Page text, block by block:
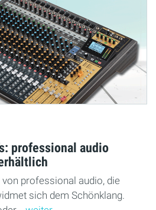
professional audio
professional audio, die
sich dem Schönklang.